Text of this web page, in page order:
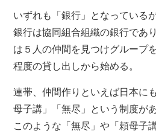
いずれも「銀行」となっている
銀行は協同組合組織の銀行であ
は５人の仲間を見つけグループ
程度の貸し出しから始める。
連帯、仲間作りといえば日本に
母子講」「無尽」という制度が
このような「無尽」や「頼母子